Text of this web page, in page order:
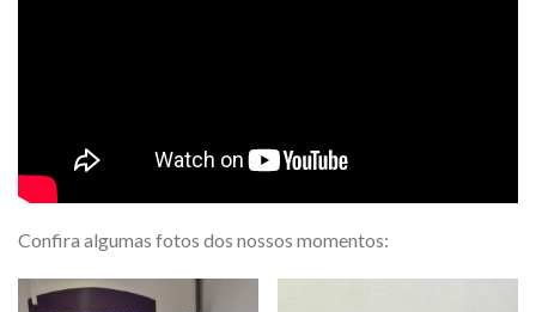
Confira algumas fotos dos nossos momentos: